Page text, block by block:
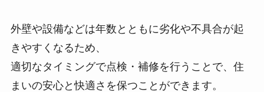
外壁や設備などは年数とともに劣化や不具合が起
きやすくなるため、
適切なタイミングで点検・補修を行うことで、住
まいの安心と快適さを保つことができます。